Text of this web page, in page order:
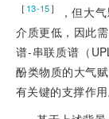
［ 13-15］
，但大
介质更低，因此
谱-串联质谱（
酚类物质的大气
有关键的支撑作用